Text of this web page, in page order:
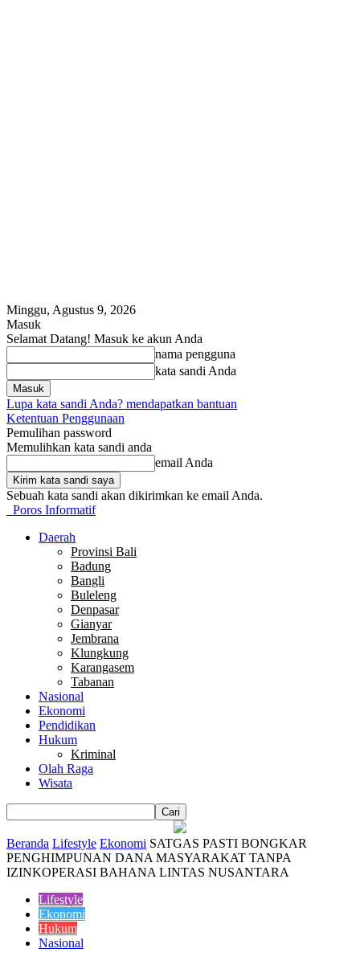
Minggu, Agustus 9, 2026
Masuk
Selamat Datang! Masuk ke akun Anda
nama pengguna
kata sandi Anda
Lupa kata sandi Anda? mendapatkan bantuan
Ketentuan Penggunaan
Pemulihan password
Memulihkan kata sandi anda
email Anda
Sebuah kata sandi akan dikirimkan ke email Anda.
Poros Informatif
Daerah
Provinsi Bali
Badung
Bangli
Buleleng
Denpasar
Gianyar
Jembrana
Klungkung
Karangasem
Tabanan
Nasional
Ekonomi
Pendidikan
Hukum
Kriminal
Olah Raga
Wisata
Beranda Lifestyle Ekonomi SATGAS PASTI BONGKAR
PENGHIMPUNAN DANA MASYARAKAT TANPA
IZINKOPERASI BAHANA LINTAS NUSANTARA
Lifestyle
Ekonomi
Hukum
Nasional